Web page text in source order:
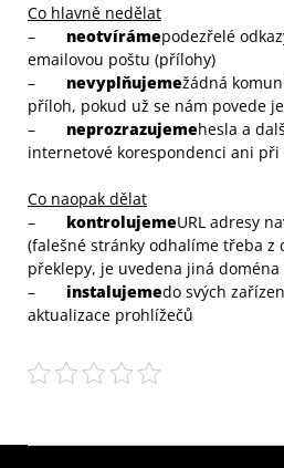
Co hlavně nedělat
– neotvírámepodezřelé
emailovou poštu (přílohy)
– nevyplňujemežádná
příloh, pokud už se nám povede
– neprozrazujemehesla a
internetové korespondenci ani
Co naopak dělat
– kontrolujemeURL adresy
(falešné stránky odhalíme třeba z
překlepy, je uvedena jiná doména
– instalujemedo svých
aktualizace prohlížečů